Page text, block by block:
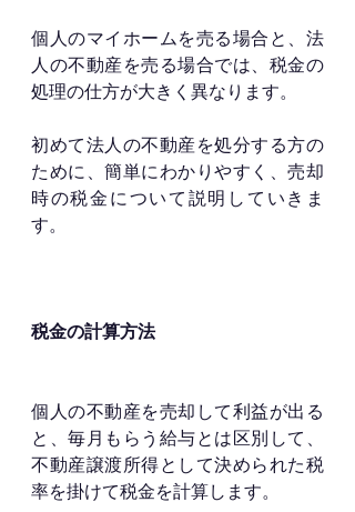
個人のマイホームを売る場合と、法
人の不動産を売る場合では、税金の
処理の仕方が大きく異なります。
初めて法人の不動産を処分する方の
ために、簡単にわかりやすく、売却
時の税金について説明していきま
す。
税金の計算方法
個人の不動産を売却して利益が出る
と、毎月もらう給与とは区別して、
不動産譲渡所得として決められた税
率を掛けて税金を計算します。